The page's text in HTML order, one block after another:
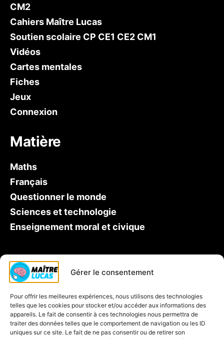
Gérer le consentement
Pour offrir les meilleures expériences, nous utilisons des technologies
telles que les cookies pour stocker et/ou accéder aux informations des
appareils. Le fait de consentir à ces technologies nous permettra de
traiter des données telles que le comportement de navigation ou les ID
uniques sur ce site. Le fait de ne pas consentir ou de retirer son
CM2
Cahiers Maître Lucas
Soutien scolaire CP CE1 CE2 CM1
Vidéos
Cartes mentales
Fiches
Jeux
Connexion
Matière
Maths
Français
Questionner le monde
Sciences et technologie
Enseignement moral et civique
Qui est Maître Lucas ?
Soutien scolaire CP
Contactez-nous
Inscription à la newsletter
Blog